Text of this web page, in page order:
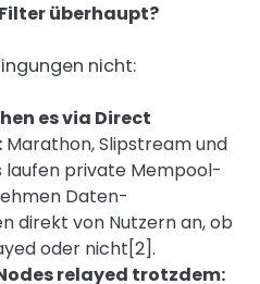
überhaupt?
nicht:
es via Direct
Marathon, Slipstream und
laufen private Mempool-
Daten-
direkt von Nutzern an, ob
oder nicht[2].
relayed trotzdem: